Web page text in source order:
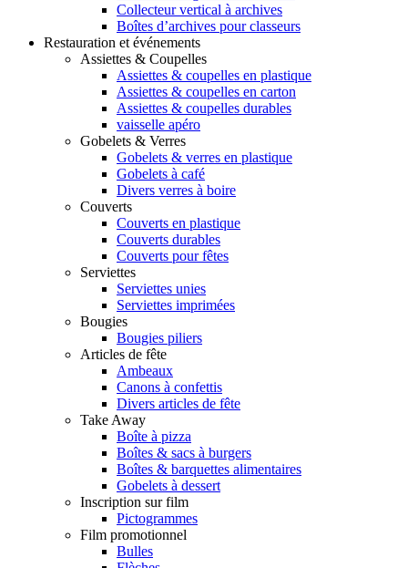
Collecteur vertical à archives
Boîtes d’archives pour classeurs
Restauration et événements
Assiettes & Coupelles
Assiettes & coupelles en plastique
Assiettes & coupelles en carton
Assiettes & coupelles durables
vaisselle apéro
Gobelets & Verres
Gobelets & verres en plastique
Gobelets à café
Divers verres à boire
Couverts
Couverts en plastique
Couverts durables
Couverts pour fêtes
Serviettes
Serviettes unies
Serviettes imprimées
Bougies
Bougies piliers
Articles de fête
Ambeaux
Canons à confettis
Divers articles de fête
Take Away
Boîte à pizza
Boîtes & sacs à burgers
Boîtes & barquettes alimentaires
Gobelets à dessert
Inscription sur film
Pictogrammes
Film promotionnel
Bulles